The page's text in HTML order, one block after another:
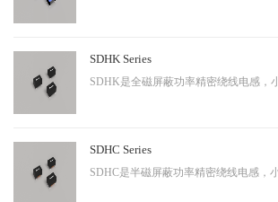
SDHK Series
SDHC Series